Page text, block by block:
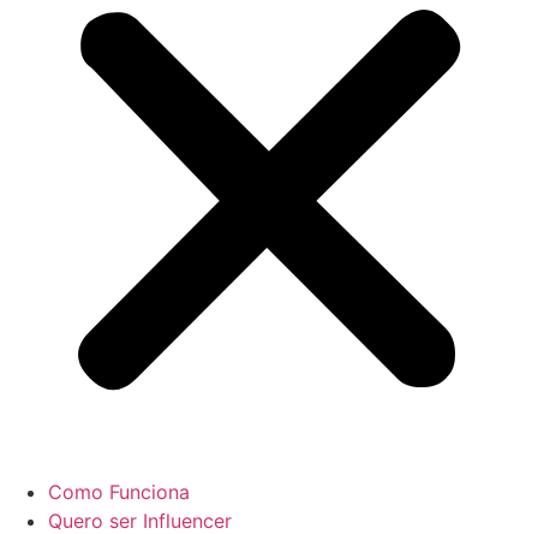
Como Funciona
Quero ser Influencer